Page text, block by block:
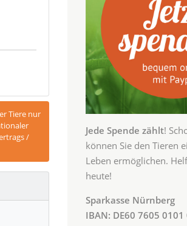
Tiere nur
/
Jede Spende zählt!
können Sie den Tieren
Leben ermöglichen.
heute!
Sparkasse Nürnberg
IBAN: DE60 7605